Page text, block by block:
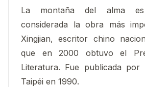
La montaña del alma
considerada la obra más
Xingjian, escritor chino
que en 2000 obtuvo el
Literatura. Fue publicada
Taipéi en 1990.